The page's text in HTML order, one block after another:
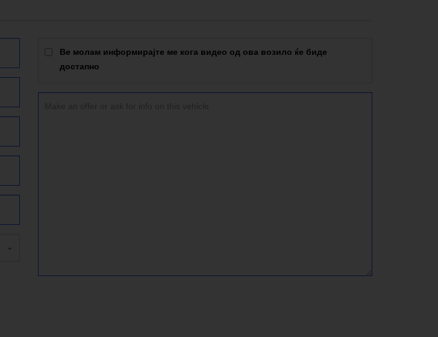
Ве молам информирајте ме кога видео од ова возило ќе биде
достапно